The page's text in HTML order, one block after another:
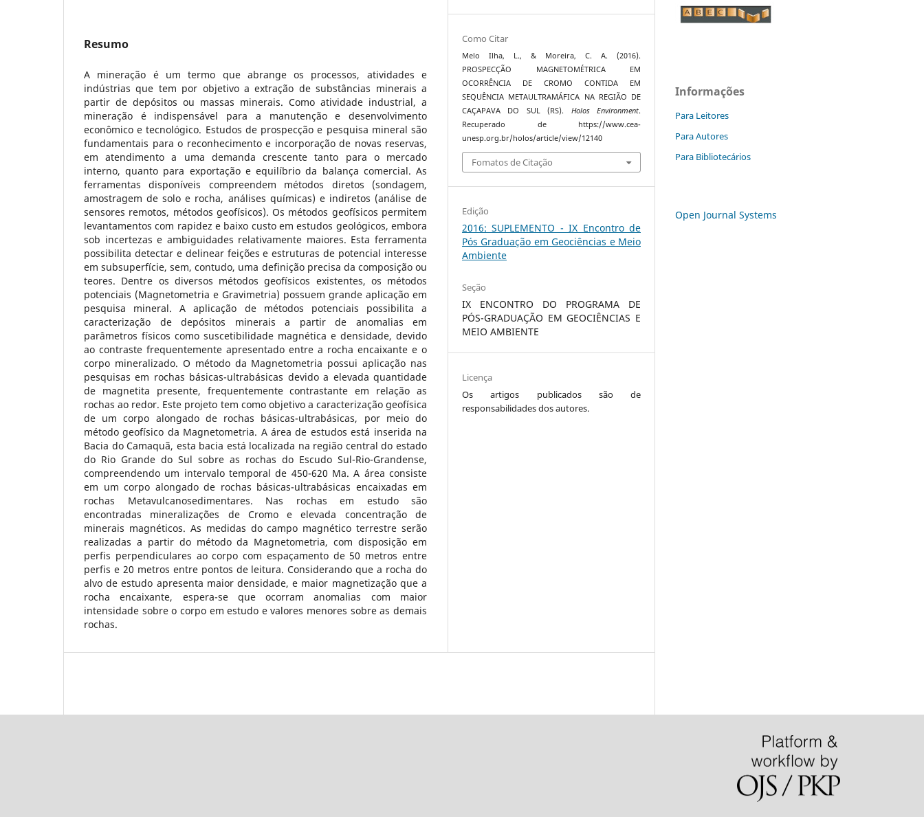
Resumo
A mineração é um termo que abrange os processos, atividades e
indústrias que tem por objetivo a extração de substâncias minerais a
partir de depósitos ou massas minerais. Como atividade industrial, a
mineração é indispensável para a manutenção e desenvolvimento
econômico e tecnológico. Estudos de prospecção e pesquisa mineral são
fundamentais para o reconhecimento e incorporação de novas reservas,
em atendimento a uma demanda crescente tanto para o mercado
interno, quanto para exportação e equilíbrio da balança comercial. As
ferramentas disponíveis compreendem métodos diretos (sondagem,
amostragem de solo e rocha, análises químicas) e indiretos (análise de
sensores remotos, métodos geofísicos). Os métodos geofísicos permitem
levantamentos com rapidez e baixo custo em estudos geológicos, embora
sob incertezas e ambiguidades relativamente maiores. Esta ferramenta
possibilita detectar e delinear feições e estruturas de potencial interesse
em subsuperfície, sem, contudo, uma definição precisa da composição ou
teores. Dentre os diversos métodos geofísicos existentes, os métodos
potenciais (Magnetometria e Gravimetria) possuem grande aplicação em
pesquisa mineral. A aplicação de métodos potenciais possibilita a
caracterização de depósitos minerais a partir de anomalias em
parâmetros físicos como suscetibilidade magnética e densidade, devido
ao contraste frequentemente apresentado entre a rocha encaixante e o
corpo mineralizado. O método da Magnetometria possui aplicação nas
pesquisas em rochas básicas-ultrabásicas devido a elevada quantidade
de magnetita presente, frequentemente contrastante em relação as
rochas ao redor. Este projeto tem como objetivo a caracterização geofísica
de um corpo alongado de rochas básicas-ultrabásicas, por meio do
método geofísico da Magnetometria. A área de estudos está inserida na
Bacia do Camaquã, esta bacia está localizada na região central do estado
do Rio Grande do Sul sobre as rochas do Escudo Sul-Rio-Grandense,
compreendendo um intervalo temporal de 450-620 Ma. A área consiste
em um corpo alongado de rochas básicas-ultrabásicas encaixadas em
rochas Metavulcanosedimentares. Nas rochas em estudo são
encontradas mineralizações de Cromo e elevada concentração de
minerais magnéticos. As medidas do campo magnético terrestre serão
realizadas a partir do método da Magnetometria, com disposição em
perfis perpendiculares ao corpo com espaçamento de 50 metros entre
perfis e 20 metros entre pontos de leitura. Considerando que a rocha do
alvo de estudo apresenta maior densidade, e maior magnetização que a
rocha encaixante, espera-se que ocorram anomalias com maior
intensidade sobre o corpo em estudo e valores menores sobre as demais
rochas.
Como Citar
Melo Ilha, L., & Moreira, C. A. (2016).
PROSPECÇÃO MAGNETOMÉTRICA EM
OCORRÊNCIA DE CROMO CONTIDA EM
SEQUÊNCIA METAULTRAMÁFICA NA REGIÃO DE
CAÇAPAVA DO SUL (RS). Holos Environment.
Recuperado de https://www.cea-
unesp.org.br/holos/article/view/12140
Fomatos de Citação
Edição
2016: SUPLEMENTO - IX Encontro de
Pós Graduação em Geociências e Meio
Ambiente
Seção
IX ENCONTRO DO PROGRAMA DE
PÓS-GRADUAÇÃO EM GEOCIÊNCIAS E
MEIO AMBIENTE
Licença
Os artigos publicados são de
responsabilidades dos autores.
Informações
Para Leitores
Para Autores
Para Bibliotecários
Open Journal Systems